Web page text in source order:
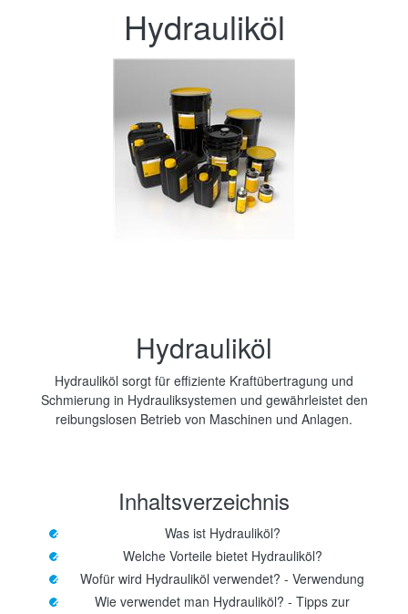
Hydrauliköl
Hydrauliköl
Hydrauliköl sorgt für effiziente Kraftübertragung und
Schmierung in Hydrauliksystemen und gewährleistet den
reibungslosen Betrieb von Maschinen und Anlagen.
Inhaltsverzeichnis
Was ist Hydrauliköl?
Welche Vorteile bietet Hydrauliköl?
Wofür wird Hydrauliköl verwendet? - Verwendung
Wie verwendet man Hydrauliköl? - Tipps zur